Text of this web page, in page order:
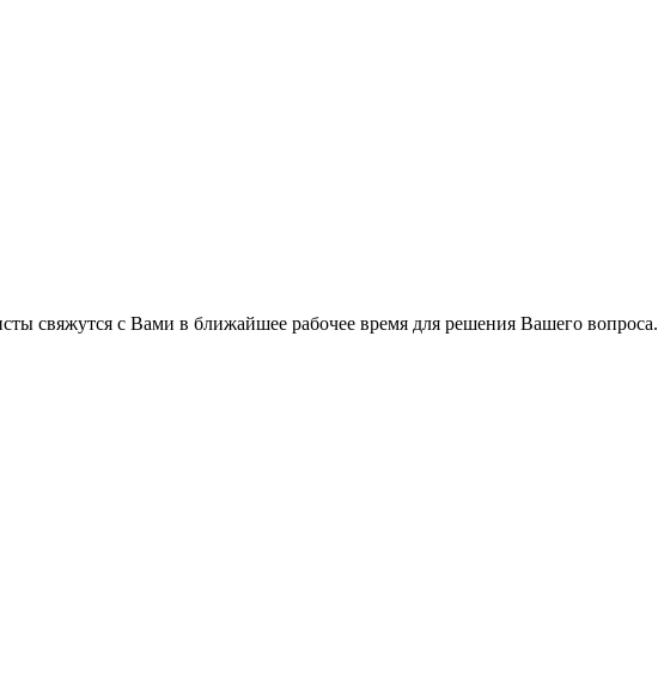
свяжутся с Вами в ближайшее рабочее время для решения Вашего вопроса.